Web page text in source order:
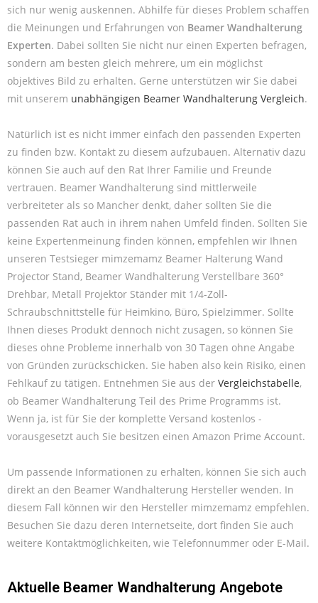
sich nur wenig auskennen. Abhilfe für dieses Problem schaffen
die Meinungen und Erfahrungen von Beamer Wandhalterung
Experten. Dabei sollten Sie nicht nur einen Experten befragen,
sondern am besten gleich mehrere, um ein möglichst
objektives Bild zu erhalten. Gerne unterstützen wir Sie dabei
mit unserem unabhängigen Beamer Wandhalterung Vergleich.
Natürlich ist es nicht immer einfach den passenden Experten
zu finden bzw. Kontakt zu diesem aufzubauen. Alternativ dazu
können Sie auch auf den Rat Ihrer Familie und Freunde
vertrauen. Beamer Wandhalterung sind mittlerweile
verbreiteter als so Mancher denkt, daher sollten Sie die
passenden Rat auch in ihrem nahen Umfeld finden. Sollten Sie
keine Expertenmeinung finden können, empfehlen wir Ihnen
unseren Testsieger mimzemamz Beamer Halterung Wand
Projector Stand, Beamer Wandhalterung Verstellbare 360°
Drehbar, Metall Projektor Ständer mit 1/4-Zoll-
Schraubschnittstelle für Heimkino, Büro, Spielzimmer. Sollte
Ihnen dieses Produkt dennoch nicht zusagen, so können Sie
dieses ohne Probleme innerhalb von 30 Tagen ohne Angabe
von Gründen zurückschicken. Sie haben also kein Risiko, einen
Fehlkauf zu tätigen. Entnehmen Sie aus der Vergleichstabelle,
ob Beamer Wandhalterung Teil des Prime Programms ist.
Wenn ja, ist für Sie der komplette Versand kostenlos -
vorausgesetzt auch Sie besitzen einen Amazon Prime Account.
Um passende Informationen zu erhalten, können Sie sich auch
direkt an den Beamer Wandhalterung Hersteller wenden. In
diesem Fall können wir den Hersteller mimzemamz empfehlen.
Besuchen Sie dazu deren Internetseite, dort finden Sie auch
weitere Kontaktmöglichkeiten, wie Telefonnummer oder E-Mail.
Aktuelle Beamer Wandhalterung Angebote